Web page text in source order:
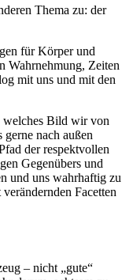
Thema zu: der
für Körper und
Wahrnehmung, Zeiten
mit uns und mit den
welches Bild wir von
nach außen
der respektvollen
Gegenübers und
und uns wahrhaftig zu
Facetten
– nicht „gute“